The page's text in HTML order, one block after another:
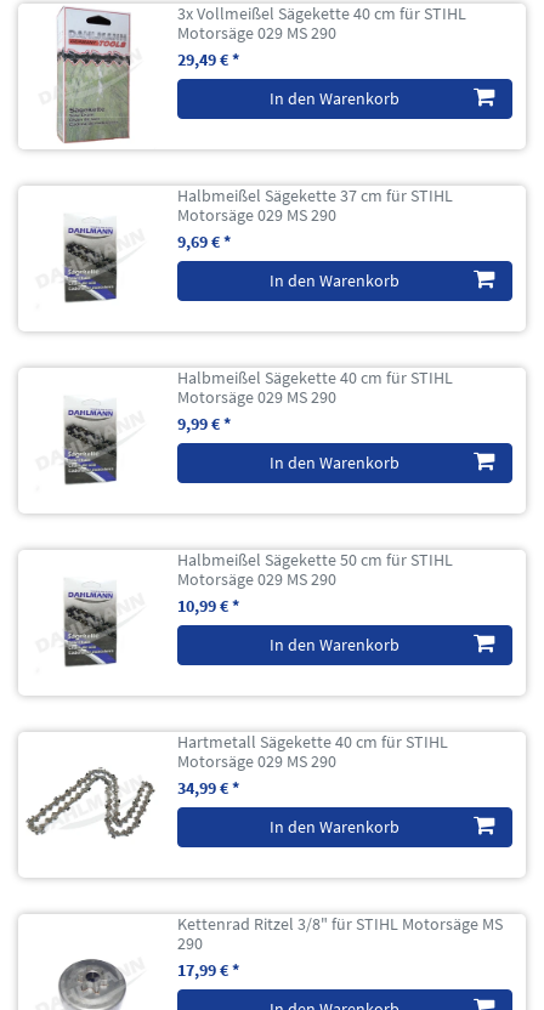
3x Vollmeißel Sägekette 40 cm für STIHL
Motorsäge 029 MS 290
29,49 € *
In den Warenkorb
Halbmeißel Sägekette 37 cm für STIHL
Motorsäge 029 MS 290
9,69 € *
In den Warenkorb
Halbmeißel Sägekette 40 cm für STIHL
Motorsäge 029 MS 290
9,99 € *
In den Warenkorb
Halbmeißel Sägekette 50 cm für STIHL
Motorsäge 029 MS 290
10,99 € *
In den Warenkorb
Hartmetall Sägekette 40 cm für STIHL
Motorsäge 029 MS 290
34,99 € *
In den Warenkorb
Kettenrad Ritzel 3/8" für STIHL Motorsäge MS
290
17,99 € *